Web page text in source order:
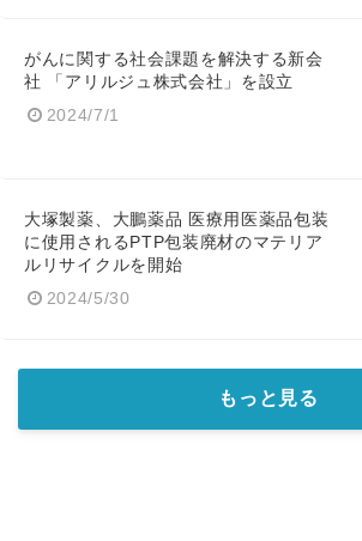
がんに関する社会課題を解決する新会
社 「アリルジュ株式会社」を設立
2024/7/1
大塚製薬、大鵬薬品 医療用医薬品包装
に使用されるPTP包装廃材のマテリア
ルリサイクルを開始
2024/5/30
もっと見る